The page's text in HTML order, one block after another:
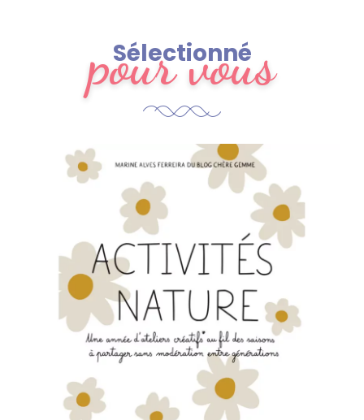
Sélectionné
pour vous